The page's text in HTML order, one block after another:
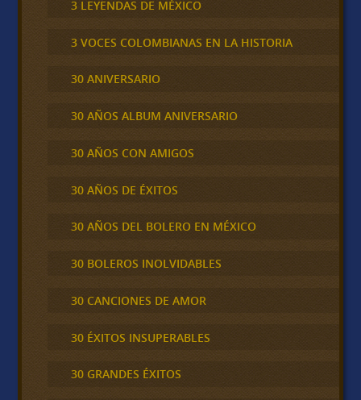
3 LEYENDAS DE MÉXICO
3 VOCES COLOMBIANAS EN LA HISTORIA
30 ANIVERSARIO
30 AÑOS ALBUM ANIVERSARIO
30 AÑOS CON AMIGOS
30 AÑOS DE ÉXITOS
30 AÑOS DEL BOLERO EN MÉXICO
30 BOLEROS INOLVIDABLES
30 CANCIONES DE AMOR
30 ÉXITOS INSUPERABLES
30 GRANDES ÉXITOS